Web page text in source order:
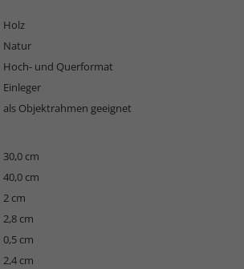
Holz
Natur
Hoch- und Querformat
Einleger
als Objektrahmen geeignet
30,0 cm
40,0 cm
2 cm
2,8 cm
0,5 cm
2,4 cm